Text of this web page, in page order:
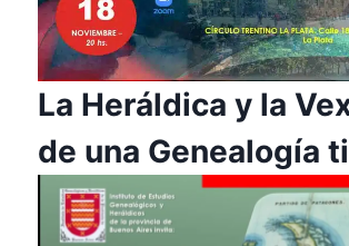
La Heráldica y la
de una Genealogía